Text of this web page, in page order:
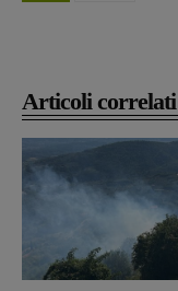
Articoli correlati